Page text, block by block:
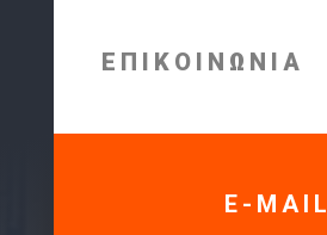
ΕΠΙΚΟΙΝΩΝΙΑ
E-MAIL